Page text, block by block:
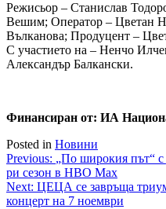
Режисьор – Станислав
Вешим; Оператор – Цветан
Вълканова; Продуцент –
С участието на – Ненчо
Александър Балкански.
Финансиран от: ИА
Posted in Новини
Навигация
Previous: „По широкия път“
ри сезон в HBO Max
Next: ЦЕЦА се завръща
концерт на 7 ноември